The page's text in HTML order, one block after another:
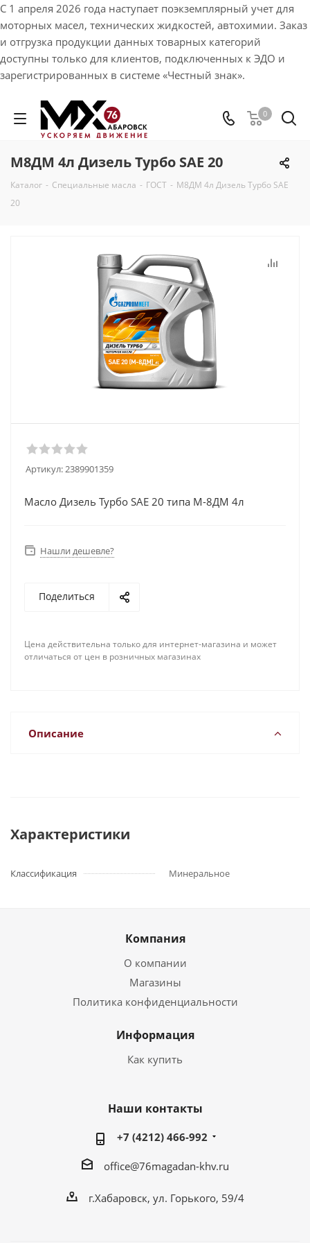
С 1 апреля 2026 года наступает поэкземплярный учет для
моторных масел, технических жидкостей, автохимии. Заказ
и отгрузка продукции данных товарных категорий
доступны только для клиентов, подключенных к ЭДО и
зарегистрированных в системе «Честный знак».
0
М8ДМ 4л Дизель Турбо SAE 20
Каталог - Специальные масла - ГОСТ - М8ДМ 4л Дизель Турбо SAE
20
Артикул:2389901359
Масло Дизель Турбо SAE 20 типа М-8ДМ 4л
Нашли дешевле?
Поделиться
Цена действительна только для интернет-магазина и может
отличаться от цен в розничных магазинах
Описание
Характеристики
Классификация Минеральное
Компания
О компании
Магазины
Политика конфиденциальности
Информация
Как купить
Наши контакты
+7 (4212) 466-992
office@76magadan-khv.ru
г.Хабаровск, ул. Горького, 59/4